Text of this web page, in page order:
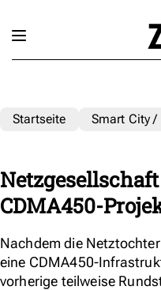
Startseite Smart City /
CDMA450-
Nachdem die
eine CDMA450-
vorherige teilweise